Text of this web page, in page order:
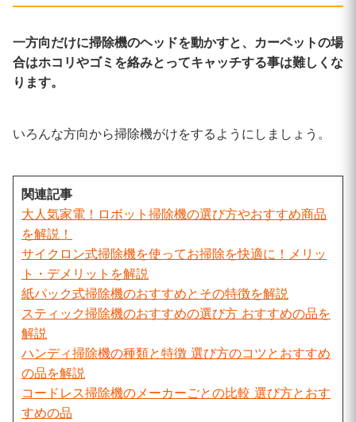
一方向だけに掃除機のヘッドを動かすと、カーペットの場
合はホコリやゴミを絡みとってキャッチする事は難しくな
ります。
いろんな方向から掃除機がけをするようにしましょう。
関連記事
大人気家電！ロボット掃除機の選び方やおすすめ商品
を解説！
サイクロン式掃除機を使ってお掃除を快適に！メリッ
ト・デメリットを解説
紙パック式掃除機のおすすめとその特徴を解説
スティック掃除機のおすすめの選び方 おすすめの品を
解説
ハンディ掃除機の種類と特徴 選び方のコツとおすすめ
の品を解説
コードレス掃除機のメーカーごとの比較 選び方とおす
すめの品